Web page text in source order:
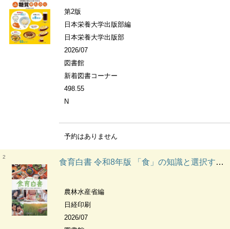
第2版
日本栄養大学出版部編
日本栄養大学出版部
2026/07
図書館
新着図書コーナー
498.55
N
予約はありません
2
食育白書 令和8年版 「食」の知識と選択する力を養う食育を目指して
農林水産省編
日経印刷
2026/07